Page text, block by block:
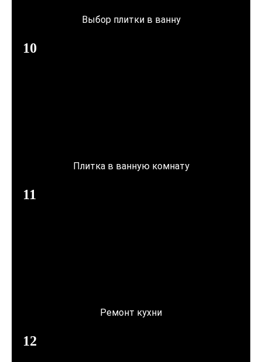
Выбор плитки в ванну
Плитка в ванную комнату
Ремонт кухни